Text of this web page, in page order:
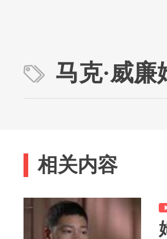
马克·威廉
相关内容